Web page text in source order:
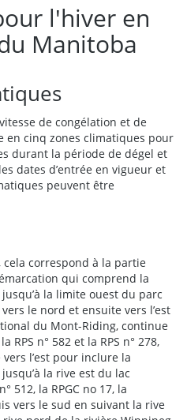
l'hiver en
Manitoba
de congélation et de
en cinq zones climatiques pour
durant la période de dégel et
dates d’entrée en vigueur et
peuvent être
correspond à la partie
qui comprend la
jusqu’à la limite ouest du parc
le nord et ensuite vers l’est
du Mont-Riding, continue
RPS n° 582 et la RPS n° 278,
l’est pour inclure la
jusqu’à la rive est du lac
512, la RPGC no 17, la
vers le sud en suivant la rive